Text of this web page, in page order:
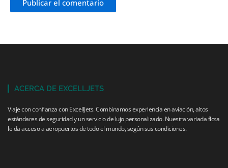
ACERCA DE EXCELLJETS
Viaje con confianza con ExcellJets. Combinamos experiencia en aviación, altos
estándares de seguridad y un servicio de lujo personalizado. Nuestra variada flota
le da acceso a aeropuertos de todo el mundo, según sus condiciones.